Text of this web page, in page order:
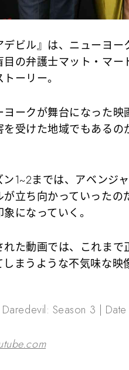
ビル』は、ニューヨー
目の弁護士マット・マー
ーリー。
ークが舞台になった映
を受けた地域でもある
1~2までは、アベンジ
が立ち向かっていった
になっていく。
た動画では、これまで
まうような不気味な映
Daredevil: Season 3 |